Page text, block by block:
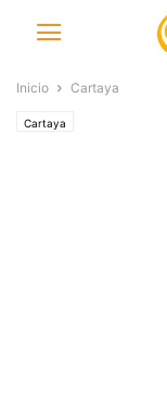
Inicio Cartaya
Cartaya